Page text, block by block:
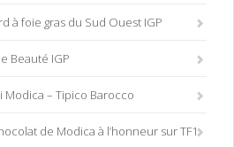
à foie gras du Sud Ouest IGP
Beauté IGP
– Tipico Barocco
de Modica à l’honneur sur TF1